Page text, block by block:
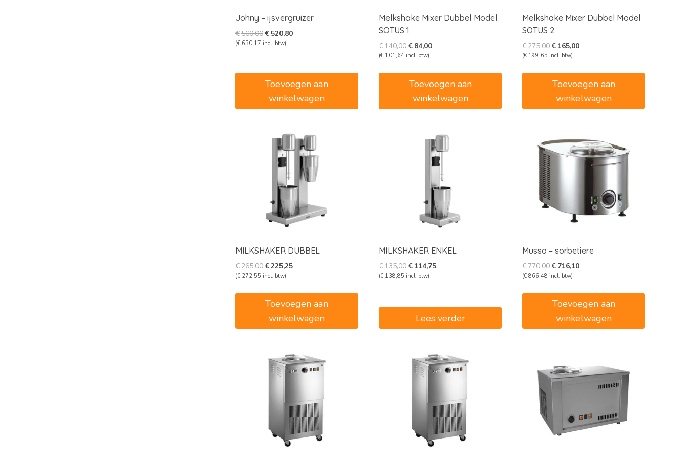
Johny – ijsvergruizer
€560,00Oorspronkelijke
prijs
€ 520,80Huidige
(€ 630,17 incl. btw)
Toevoegen aan
winkelwagen
Melkshake Mixer Dubbel Model
SOTUS 1
€140,00Oorspronkelijke
prijs
€ 84,00Huidige
(€ 101,64 incl. btw)
Toevoegen aan
winkelwagen
Melkshake Mixer Dubbel Model
SOTUS 2
€275,00Oorspronkelijke
prijs
€ 165,00Huidige
(€ 199,65 incl. btw)
Toevoegen aan
winkelwagen
MILKSHAKER DUBBEL
€265,00Oorspronkelijke
prijs
€225,25Huidige
(€ 272,55 incl. btw)
Toevoegen aan
winkelwagen
MILKSHAKER ENKEL
€135,00Oorspronkelijke
prijs
€ 114,75Huidige
(€ 138,85 incl. btw)
Lees verder
Musso – sorbetiere
€770,00Oorspronkelijke
prijs
€ 716,10Huidige
(€ 866,48 incl. btw)
Toevoegen aan
winkelwagen